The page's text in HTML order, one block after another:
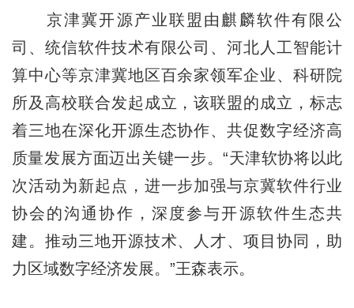
京津冀开源产业联盟由麒麟软件有限公
司、统信软件技术有限公司、河北人工智能计
算中心等京津冀地区百余家领军企业、科研院
所及高校联合发起成立，该联盟的成立，标志
着三地在深化开源生态协作、共促数字经济高
质量发展方面迈出关键一步。“天津软协将以此
次活动为新起点，进一步加强与京冀软件行业
协会的沟通协作，深度参与开源软件生态共
建。推动三地开源技术、人才、项目协同，助
力区域数字经济发展。”王森表示。